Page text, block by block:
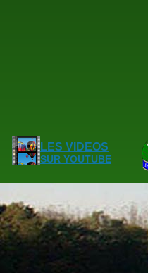
LES VIDEOS
SUR YOUTUBE